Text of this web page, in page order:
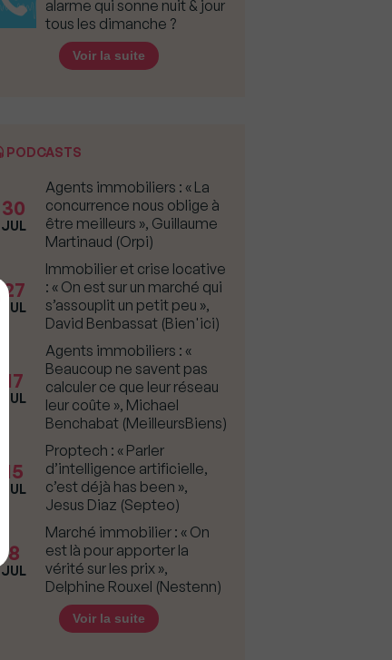
alarme qui sonne nuit & jour
tous les dimanche ?
Voir la suite
PODCASTS
30
JUL
Agents immobiliers : « La
concurrence nous oblige à
être meilleurs », Guillaume
Martinaud (Orpi)
27
JUL
Immobilier et crise locative
: « On est sur un marché qui
s’assouplit un petit peu »,
David Benbassat (Bien'ici)
17
JUL
Agents immobiliers : «
Beaucoup ne savent pas
calculer ce que leur réseau
leur coûte », Michael
Benchabat (MeilleursBiens)
15
JUL
Proptech : « Parler
d’intelligence artificielle,
c’est déjà has been »,
Jesus Diaz (Septeo)
8
JUL
Marché immobilier : « On
est là pour apporter la
vérité sur les prix »,
Delphine Rouxel (Nestenn)
Voir la suite